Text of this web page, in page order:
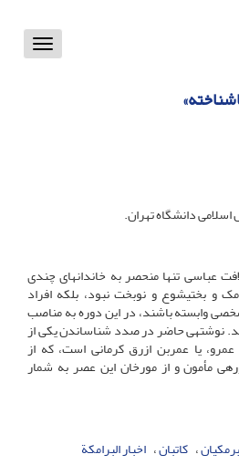
Toggle
دانشگاه تهران.
عباسى تنها منحصر به خاندان‏هاى چندى
و بختیشوع و نوبخت نبود، بلکه افراد
وابسته باشند، در این دوره به مناصب
نوشته‏ى حاضر در صدد شناساندن یکى از
یا عمربن ازرق کرمانى است، که از
مأمون و از مورخان این عصر به شمار
برمکیان کاتبان اخبار البرامکة